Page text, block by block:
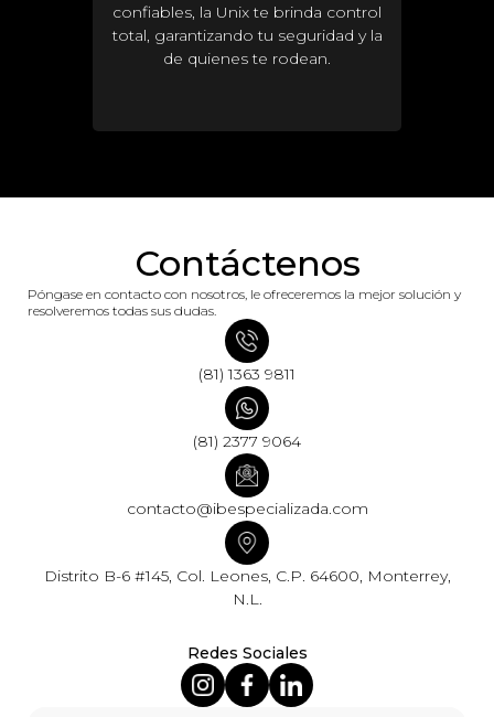
confiables, la Unix te brinda control
total, garantizando tu seguridad y la
de quienes te rodean.
Contáctenos
Póngase en contacto con nosotros, le ofreceremos la mejor solución y
resolveremos todas sus dudas.
(81) 1363 9811
(81) 2377 9064
contacto@ibespecializada.com
Distrito B-6 #145, Col. Leones, C.P. 64600, Monterrey,
N.L.
Redes Sociales